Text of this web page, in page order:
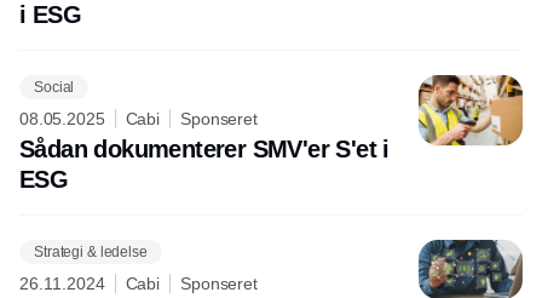
i ESG
Social
08.05.2025 Cabi Sponseret
Sådan dokumenterer SMV'er S'et i
ESG
Strategi & ledelse
26.11.2024 Cabi Sponseret